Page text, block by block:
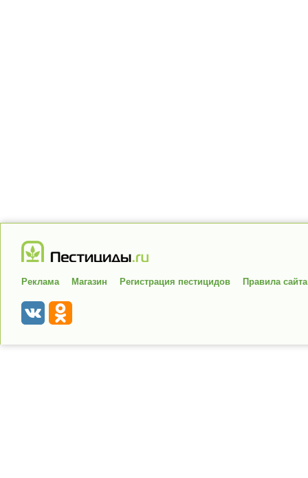
Реклама Магазин Регистрация пестицидов Правила сайта